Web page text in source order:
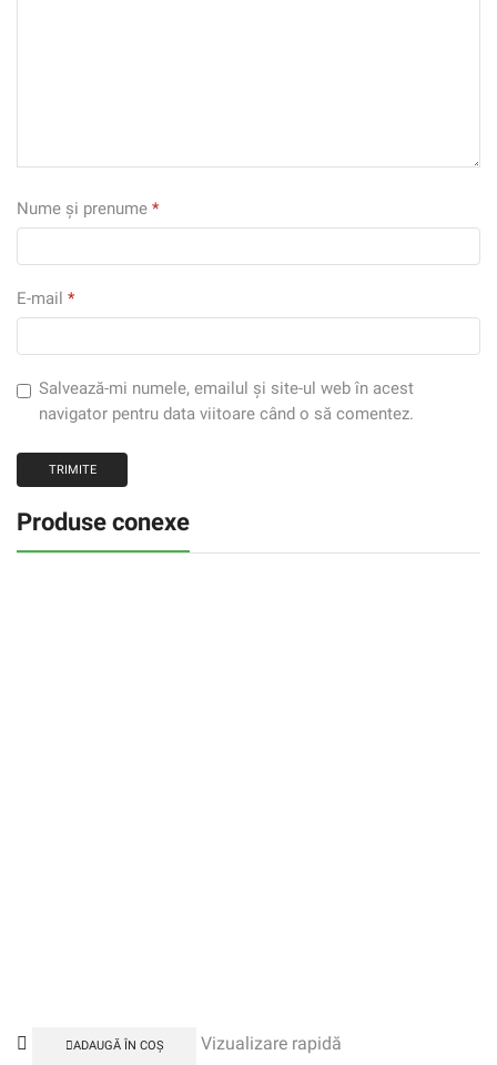
Nume și prenume *
E-mail *
Salvează-mi numele, emailul și site-ul web în acest
navigator pentru data viitoare când o să comentez.
Produse conexe
ADAUGĂ ÎN COȘ Vizualizare rapidă